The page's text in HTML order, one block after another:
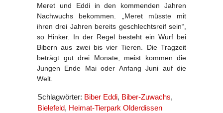
Meret und Eddi in den kommenden Jahren
Nachwuchs bekommen. „Meret müsste mit
ihren drei Jahren bereits geschlechtsreif sein“,
so Hinker. In der Regel besteht ein Wurf bei
Bibern aus zwei bis vier Tieren. Die Tragzeit
beträgt gut drei Monate, meist kommen die
Jungen Ende Mai oder Anfang Juni auf die
Welt.
Schlagwörter: Biber Eddi, Biber-Zuwachs,
Bielefeld, Heimat-Tierpark Olderdissen